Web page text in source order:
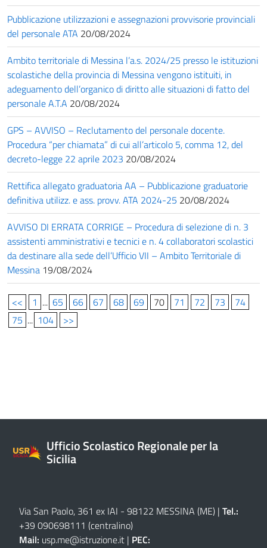
Pubblicazione utilizzazioni e assegnazioni provvisorie provinciali
del personale ATA 20/08/2024
Ambito territoriale di Messina l’a.s. 2024/25 presso le istituzioni
scolastiche della provincia di Messina vengono istituiti, in
adeguamento dell’organico di diritto alle situazioni di fatto del
personale A.T.A 20/08/2024
GPS – AVVISO – Reclutamento del personale docente.
Procedura “per chiamata” di cui all’articolo 5, comma 12, del
decreto-legge 22 aprile 2023 20/08/2024
Rettifica allegato graduatoria AA – Pubblicazione graduatorie
definitiva utilizz. e ass. provv. ATA 2024-25 20/08/2024
AVVISO DI ERRATA CORRIGE – Procedura di selezione di n. 3
assistenti amministrativi e tecnici e n. 4 collaboratori scolastici
da destinare alla sede dell’Ufficio VII – Ambito Territoriale di
Messina 19/08/2024
<< 1 ... 65 66 67 68 69 70 71 72 73
74
75 ... 104 >>
Ufficio Scolastico Regionale per la
Sicilia
Via San Paolo, 361 ex IAI - 98122 MESSINA (ME) | Tel.:
+39 090698111 (centralino)
Mail: usp.me@istruzione.it | PEC: